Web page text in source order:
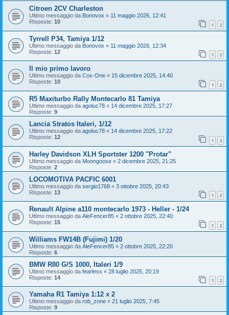
Citroen 2CV Charleston
Ultimo messaggio da Bonovox « 11 maggio 2026, 12:41
Risposte: 10 1 2
Tyrrell P34, Tamiya 1/12
Ultimo messaggio da Bonovox « 11 maggio 2026, 12:34
Risposte: 12 1 2
Il mio primo lavoro
Ultimo messaggio da Cox-One « 15 dicembre 2025, 14:40
Risposte: 10 1 2
R5 Maxiturbo Rally Montecarlo 81 Tamiya
Ultimo messaggio da agoluc78 « 14 dicembre 2025, 17:27
Risposte: 9
Lancia Stratos Italeri, 1/12
Ultimo messaggio da agoluc78 « 14 dicembre 2025, 17:22
Risposte: 12 1 2
Harley Davidson XLH Sportster 1200 "Protar"
Ultimo messaggio da Moongoose « 2 dicembre 2025, 21:25
Risposte: 2
LOCOMOTIVA PACFIC 6001
Ultimo messaggio da sergio1768 « 3 ottobre 2025, 20:43
Risposte: 13 1 2
Renault Alpine a110 montecarlo 1973 - Heller - 1/24
Ultimo messaggio da AleFencer85 « 2 ottobre 2025, 22:40
Risposte: 15 1 2
Williams FW14B (Fujimi) 1/20
Ultimo messaggio da AleFencer85 « 2 ottobre 2025, 22:20
Risposte: 6
BMW R80 G/S 1000, Italeri 1/9
Ultimo messaggio da fearless « 28 luglio 2025, 20:19
Risposte: 14 1 2
Yamaha R1 Tamiya 1:12 x 2
Ultimo messaggio da rob_zone « 21 luglio 2025, 7:45
Risposte: 9